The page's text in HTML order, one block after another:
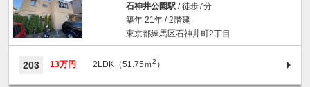
石神井公園駅/ 徒歩7分
築年 21年 / 2階建
東京都練馬区石神井町2丁目
203 13万円 2LDK（51.75ｍ2 ）